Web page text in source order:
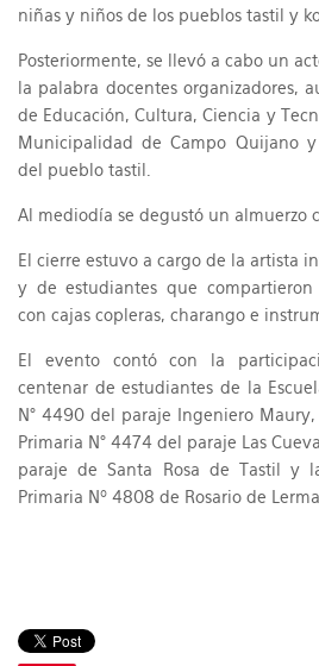
niñas y niños de los pueblos tastil y
Posteriormente, se llevó a cabo un
la palabra docentes organizadores,
de Educación, Cultura, Ciencia y
Municipalidad de Campo Quijano
del pueblo tastil.
Al mediodía se degustó un almuerzo
El cierre estuvo a cargo de la artista
y de estudiantes que compartieron
con cajas copleras, charango e
El evento contó con la
centenar de estudiantes de la
N° 4490 del paraje Ingeniero
Primaria N° 4474 del paraje Las
paraje de Santa Rosa de Tastil y
Primaria Nº 4808 de Rosario de Lerma.